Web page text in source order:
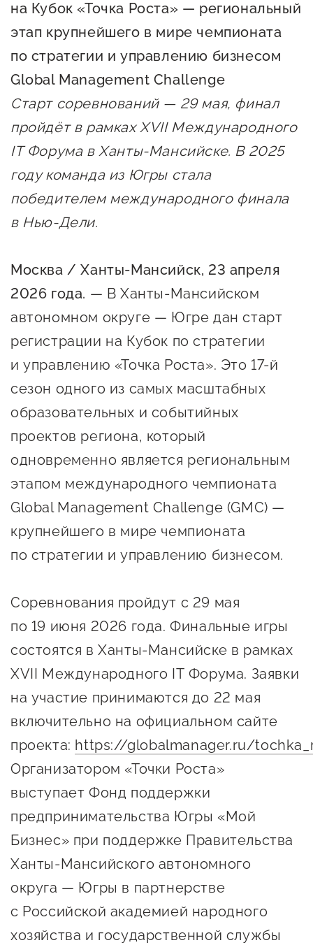
предпринимательства
предпринимателей
Финансовая поддержка
Меры поддержки в условиях
внешнего санкционного
давления
Центры поддержки
Центр информационно-
консультационного
сопровождения
О центре
Поддержка центра
Онлайн-витрина
Истории успеха
программ и молодежного
предпринимательства
предпринимателей
Проекты
Поддержка центра
Истории успеха
Центр инноваций
социальной сферы
О центре
Поддержка центра
Календарь
мероприятий для
Оказание услуг в
социальной сфере
Центр финансовой
поддержки
Истории успеха
Центр инновационно-
предпринимательства
О центре
Обучающие
Поддержка центра
Онлайн-витрина
Экскурсии на
производства
Нормативные
документы
Центр поддержки экспорта
Справочник
предпринимателя
Органы власти
Организации,
предоставляющие поддержку
Интерактивные сервисы
Каталог маркетплейсов
Каталог креативной
продукции
на Кубок «Точка Роста» — региональный
этап крупнейшего в мире чемпионата
по стратегии и управлению бизнесом
Global Management Challenge
Старт соревнований — 29 мая, финал
пройдёт в рамках XVII Международного
IT Форума в Ханты-Мансийске. В 2025
году команда из Югры стала
победителем международного финала
в Нью-Дели.
Москва / Ханты-Мансийск, 23 апреля
2026 года. — В Ханты-Мансийском
автономном округе — Югре дан старт
регистрации на Кубок по стратегии
и управлению «Точка Роста». Это 17-й
сезон одного из самых масштабных
образовательных и событийных
проектов региона, который
одновременно является региональным
этапом международного чемпионата
Global Management Challenge (GMC) —
крупнейшего в мире чемпионата
по стратегии и управлению бизнесом.
Соревнования пройдут с 29 мая
по 19 июня 2026 года. Финальные игры
состоятся в Ханты-Мансийске в рамках
XVII Международного IT Форума. Заявки
на участие принимаются до 22 мая
включительно на официальном сайте
проекта: https://globalmanager.ru/
Организатором «Точки Роста»
выступает Фонд поддержки
предпринимательства Югры «Мой
Бизнес» при поддержке Правительства
Ханты-Мансийского автономного
округа — Югры в партнерстве
с Российской академией народного
хозяйства и государственной службы